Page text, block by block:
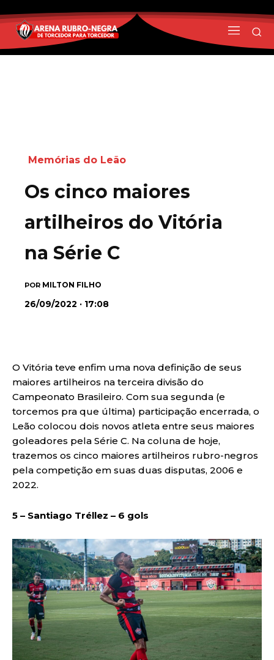
Memórias do Leão
Os cinco maiores
artilheiros do Vitória
na Série C
POR MILTON FILHO
26/09/2022 · 17:08
O Vitória teve enfim uma nova definição de seus
maiores artilheiros na terceira divisão do
Campeonato Brasileiro. Com sua segunda (e
torcemos pra que última) participação encerrada, o
Leão colocou dois novos atleta entre seus maiores
goleadores pela Série C. Na coluna de hoje,
trazemos os cinco maiores artilheiros rubro-negros
pela competição em suas duas disputas, 2006 e
2022.
5 – Santiago Tréllez – 6 gols